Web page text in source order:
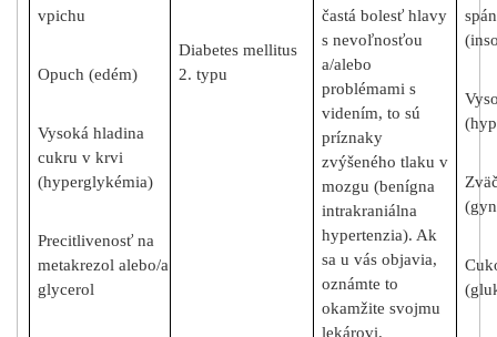
vpichu
Opuch (edém)
Vysoká hladina
cukru v krvi
(hyperglykémia)
Precitlivenosť na
metakrezol alebo/a
glycerol
Diabetes mellitus
2. typu
častá bolesť hlavy
s nevoľnosťou
a/alebo
problémami s
videním, to sú
príznaky
zvýšeného tlaku v
mozgu (benígna
intrakraniálna
hypertenzia). Ak
sa u vás objavia,
oznámte to
okamžite svojmu
lekárovi.